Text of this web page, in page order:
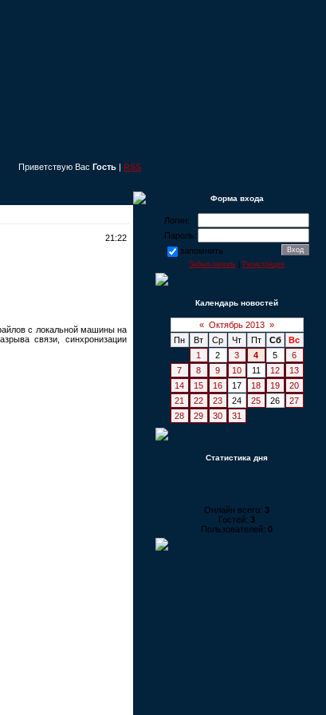
Приветствую Вас Гость | RSS
21:22
с локальной машины на
связи, синхронизации
Форма входа
Логин:
Пароль:
запомнить
Забыл пароль Регистрация
Календарь новостей
« Октябрь 2013 »
Пн
Вт Ср Чт Пт Сб
Вс
1
2 3 4 5
6
7
8 9 10 11 12
13
14
15 16 17 18 19
20
21
22 23 24 25 26
27
28
29 30 31
Статистика дня
Онлайн всего: 3
Гостей: 3
Пользователей: 0